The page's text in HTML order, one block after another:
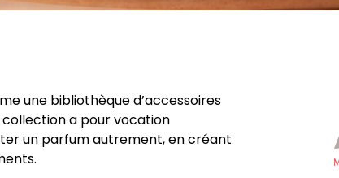
une bibliothèque d’accessoires
a pour vocation
un parfum autrement, en créant